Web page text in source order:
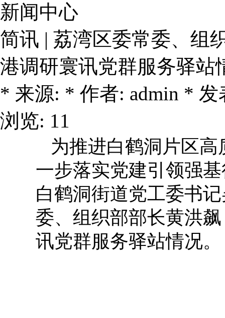
新闻中心
简讯 | 荔湾区委常委、组
港调研寰讯党群服务驿站
* 来源: * 作者: admin * 发
浏览: 11
为推进白鹤洞片区
一步落实党建引领强
白鹤洞街道党工委书
委、组织部部长黄洪
讯党群服务驿站情况。